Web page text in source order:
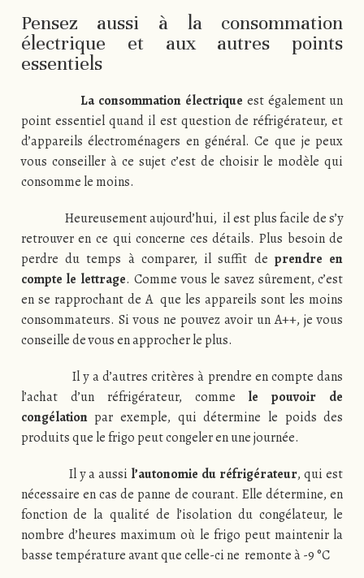
Pensez aussi à la consommation
électrique et aux autres points
essentiels
La consommation électrique est également un
point essentiel quand il est question de réfrigérateur, et
d’appareils électroménagers en général. Ce que je peux
vous conseiller à ce sujet c’est de choisir le modèle qui
consomme le moins.
Heureusement aujourd’hui, il est plus facile de s’y
retrouver en ce qui concerne ces détails. Plus besoin de
perdre du temps à comparer, il suffit deprendre en
compte le lettrage. Comme vous le savez sûrement, c’est
en se rapprochant de A que les appareils sont les moins
consommateurs. Si vous ne pouvez avoir un A++, je vous
conseille de vous en approcher le plus.
Il y a d’autres critères à prendre en compte dans
l’achat d’un réfrigérateur, comme le pouvoir de
congélation par exemple, qui détermine le poids des
produits que le frigo peut congeler en une journée.
Il y a aussi l’autonomie du réfrigérateur, qui est
nécessaire en cas de panne de courant. Elle détermine, en
fonction de la qualité de l’isolation du congélateur, le
nombre d’heures maximum où le frigo peut maintenir la
basse température avant que celle-ci ne remonte à -9 °C